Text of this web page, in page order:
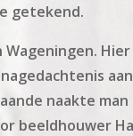
getekend.
naakte man
beeldhouwer